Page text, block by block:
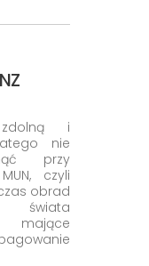
i
nie
przy
czyli
obrad
świata
mające